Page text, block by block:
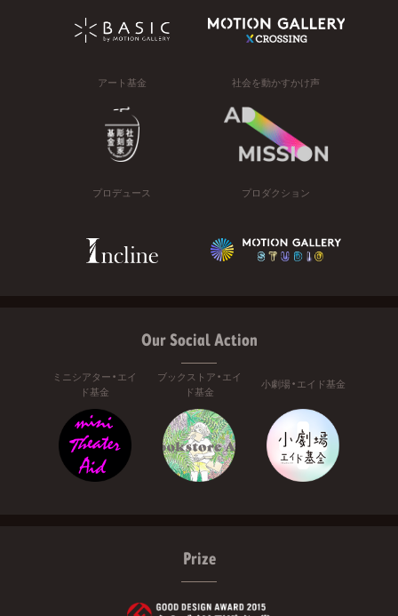
アート基金 社会を動かすかけ声
プロデュース プロダクション
Our Social Action
ミニシアター・エイ
ド基金
ブックストア・エイ
ド基金
小劇場・エイド基金
Prize